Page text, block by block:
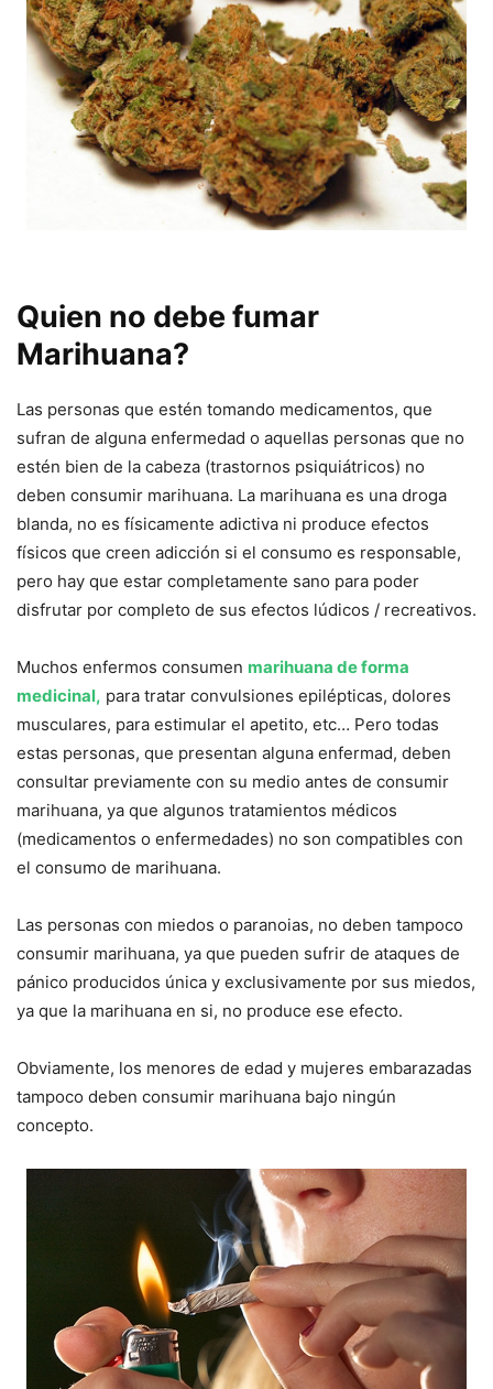
Quien no debe fumar
Marihuana?
Las personas que estén tomando medicamentos, que
sufran de alguna enfermedad o aquellas personas que no
estén bien de la cabeza (trastornos psiquiátricos) no
deben consumir marihuana. La marihuana es una droga
blanda, no es físicamente adictiva ni produce efectos
físicos que creen adicción si el consumo es responsable,
pero hay que estar completamente sano para poder
disfrutar por completo de sus efectos lúdicos / recreativos.
Muchos enfermos consumen marihuana de forma
medicinal, para tratar convulsiones epilépticas, dolores
musculares, para estimular el apetito, etc… Pero todas
estas personas, que presentan alguna enfermad, deben
consultar previamente con su medio antes de consumir
marihuana, ya que algunos tratamientos médicos
(medicamentos o enfermedades) no son compatibles con
el consumo de marihuana.
Las personas con miedos o paranoias, no deben tampoco
consumir marihuana, ya que pueden sufrir de ataques de
pánico producidos única y exclusivamente por sus miedos,
ya que la marihuana en si, no produce ese efecto.
Obviamente, los menores de edad y mujeres embarazadas
tampoco deben consumir marihuana bajo ningún
concepto.